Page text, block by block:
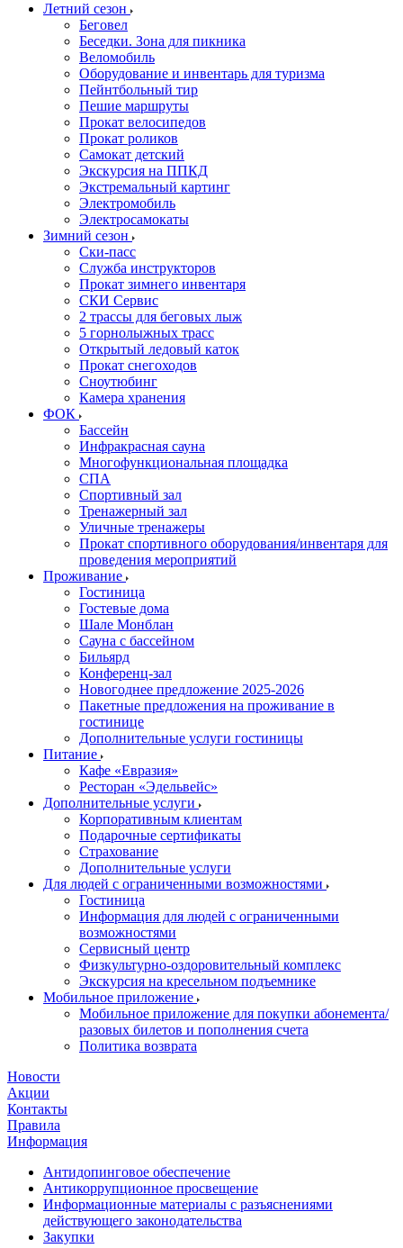
Летний сезон
Беговел
Беседки. Зона для пикника
Веломобиль
Оборудование и инвентарь для туризма
Пейнтбольный тир
Пешие маршруты
Прокат велосипедов
Прокат роликов
Самокат детский
Экскурсия на ППКД
Экстремальный картинг
Электромобиль
Электросамокаты
Зимний сезон
Ски-пасс
Служба инструкторов
Прокат зимнего инвентаря
СКИ Сервис
2 трассы для беговых лыж
5 горнолыжных трасс
Открытый ледовый каток
Прокат снегоходов
Сноутюбинг
Камера хранения
ФОК
Бассейн
Инфракрасная сауна
Многофункциональная площадка
СПА
Спортивный зал
Тренажерный зал
Уличные тренажеры
Прокат спортивного оборудования/инвентаря для
проведения мероприятий
Проживание
Гостиница
Гостевые дома
Шале Монблан
Сауна с бассейном
Бильярд
Конференц-зал
Новогоднее предложение 2025-2026
Пакетные предложения на проживание в
гостинице
Дополнительные услуги гостиницы
Питание
Кафе «Евразия»
Ресторан «Эдельвейс»
Дополнительные услуги
Корпоративным клиентам
Подарочные сертификаты
Страхование
Дополнительные услуги
Для людей с ограниченными возможностями
Гостиница
Информация для людей с ограниченными
возможностями
Сервисный центр
Физкультурно-оздоровительный комплекс
Экскурсия на кресельном подъемнике
Мобильное приложение
Мобильное приложение для покупки абонемента/
разовых билетов и пополнения счета
Политика возврата
Новости
Акции
Контакты
Правила
Информация
Антидопинговое обеспечение
Антикоррупционное просвещение
Информационные материалы с разъяснениями
действующего законодательства
Закупки